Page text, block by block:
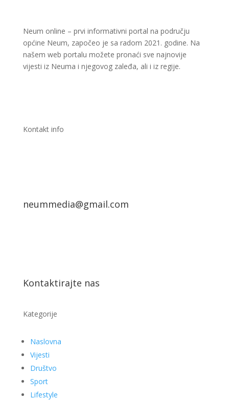
Neum online – prvi informativni portal na području
općine Neum, započeo je sa radom 2021. godine. Na
našem web portalu možete pronaći sve najnovije
vijesti iz Neuma i njegovog zaleđa, ali i iz regije.
Kontakt info
neummedia@gmail.com
Kontaktirajte nas
Kategorije
Naslovna
Vijesti
Društvo
Sport
Lifestyle